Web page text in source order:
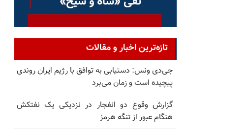
تازه‌ترین اخبار و مقالات
جی‌دی ونس: دستیابی به توافق با رژیم ایران روندی
پیچیده است و زمان می‌برد
گزارش وقوع دو انفجار در نزدیکی یک نفتکش
هنگام عبور از تنگه هرمز